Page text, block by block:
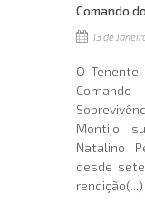
Comando
13 de
O
Montijo,
Natalino
desde
rendição(...)